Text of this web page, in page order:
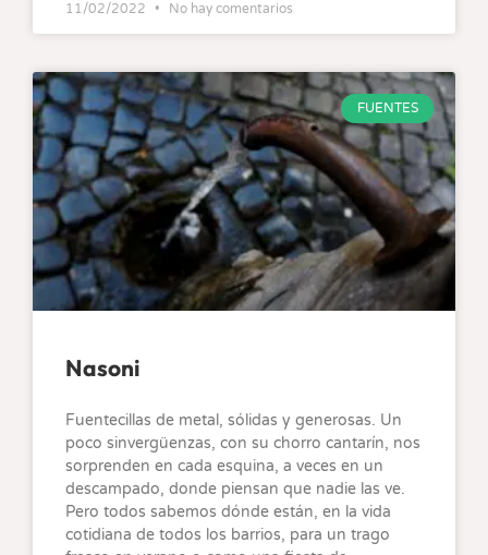
11/02/2022 No hay comentarios
FUENTES
Nasoni
Fuentecillas de metal, sólidas y generosas. Un
poco sinvergüenzas, con su chorro cantarín, nos
sorprenden en cada esquina, a veces en un
descampado, donde piensan que nadie las ve.
Pero todos sabemos dónde están, en la vida
cotidiana de todos los barrios, para un trago